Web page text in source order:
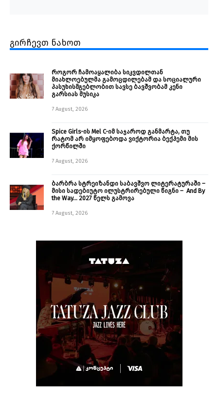
გირჩევთ ნახოთ
როგორ ჩამოაყალიბა სიკვდილთან
მიახლოებულმა გამოცდილებამ და სოციალური
პასუხისმგებლობით სავსე ბავშვობამ კენი
გარსიას მუსიკა
7 August, 2026
Spice Girls-ის Mel C-იმ საჯაროდ განმარტა, თუ
რატომ არ იმყოფებოდა ვიქტორია ბექჰემი მის
ქორწილში
7 August, 2026
ბარბრა სტრეიზანდი საბავშვო ლიტერატურაში –
მისი სადებიუტო ილუსტრირებული წიგნი – And By
the Way… 2027 წელს გამოვა
7 August, 2026